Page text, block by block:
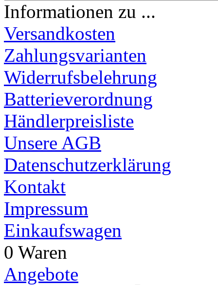
Informationen zu ...
Versandkosten
Zahlungsvarianten
Widerrufsbelehrung
Batterieverordnung
Händlerpreisliste
Unsere AGB
Datenschutzerklärung
Kontakt
Impressum
Einkaufswagen
0 Waren
Angebote